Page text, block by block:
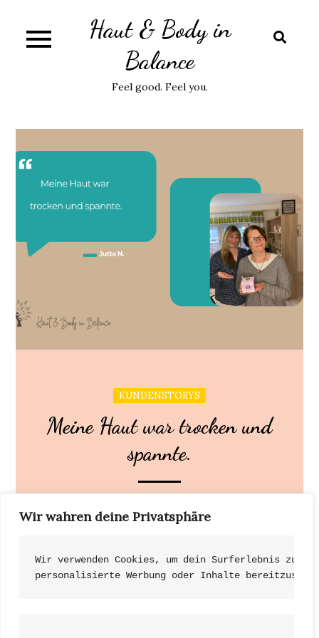
Wir wahren deine Privatsphäre
Wir verwenden Cookies, um dein Surferlebnis zu
personalisierte Werbung oder Inhalte
content
Haut & Body in
Balance
Feel good. Feel you.
KUNDENSTORYS
Meine Haut war trocken und
spannte.
Meine Haut war trocken und spannte. Mittlerweile